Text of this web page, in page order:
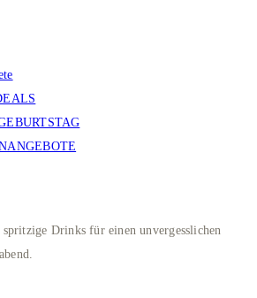
Drinks für einen unvergesslichen